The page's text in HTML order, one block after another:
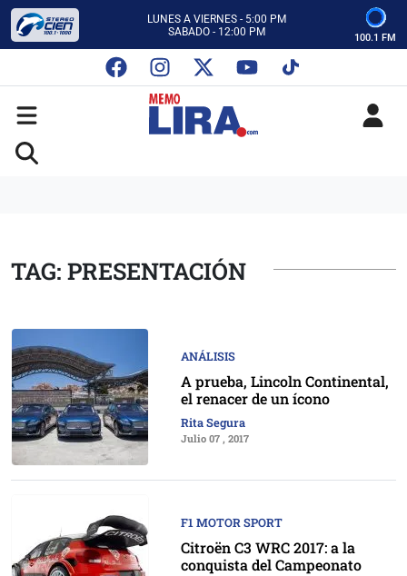
LUNES A VIERNES - 5:00 PM
SABADO - 12:00 PM
CON MEMO LIRA Y SU EQUIPO
LUNES A VIERNES - 5:00 PM
SABADO - 12:00 PM
100.1 FM
TAG: PRESENTACIÓN
ANÁLISIS
A prueba, Lincoln Continental,
el renacer de un ícono
Rita Segura
Julio 07 , 2017
F1 MOTOR SPORT
Citroën C3 WRC 2017: a la
conquista del Campeonato